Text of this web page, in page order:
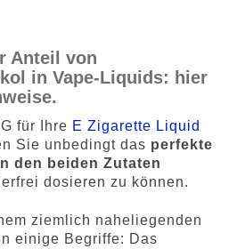
Anteil von
in Vape-Liquids: hier
für Ihre E Zigarette Liquid
Sie unbedingt das perfekte
den beiden Zutaten
dosieren zu können.
ziemlich naheliegenden
einige Begriffe: Das